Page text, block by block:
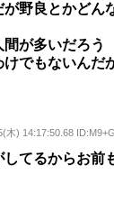
野良とかどん
が多いだろう
でもないんだ
木) 14:17:50.68
してるからお前